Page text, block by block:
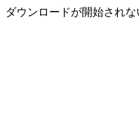
ダウンロードが開始されな